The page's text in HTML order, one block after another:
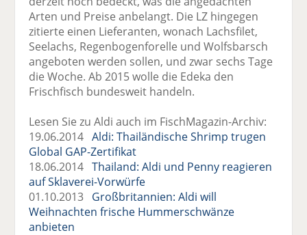
Arten und Preise anbelangt. Die LZ hingegen
zitierte einen Lieferanten, wonach Lachsfilet,
Seelachs, Regenbogenforelle und Wolfsbarsch
angeboten werden sollen, und zwar sechs Tage
die Woche. Ab 2015 wolle die Edeka den
Frischfisch bundesweit handeln.
Lesen Sie zu Aldi auch im FischMagazin-Archiv:
19.06.2014Aldi: Thailändische Shrimp trugen
Global GAP-Zertifikat
18.06.2014Thailand: Aldi und Penny reagieren
auf Sklaverei-Vorwürfe
01.10.2013 Großbritannien: Aldi will
Weihnachten frische Hummerschwänze
anbieten